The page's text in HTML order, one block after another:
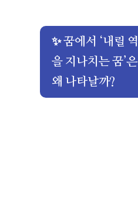
✨ 꿈에서 ‘내릴 역
을 지나치는 꿈’은
왜 나타날까?